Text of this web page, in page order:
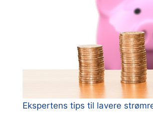
Ekspertens tips til lavere